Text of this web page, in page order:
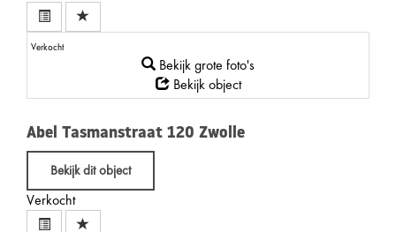
Verkocht
Bekijk grote foto's
Bekijk object
Abel Tasmanstraat 120 Zwolle
Bekijk dit object
Verkocht